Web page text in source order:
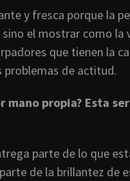
y fresca porque la
el mostrar como la
que tienen la
problemas de actitud.
mano propia? Esta
parte de lo que
de la brillantez de